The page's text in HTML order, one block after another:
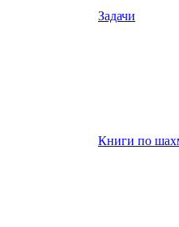
Задачи
Книги по